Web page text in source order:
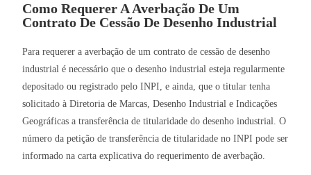
Como Requerer A Averbação De Um
Contrato De Cessão De Desenho Industrial
Para requerer a averbação de um contrato de cessão de desenho
industrial é necessário que o desenho industrial esteja regularmente
depositado ou registrado pelo INPI, e ainda, que o titular tenha
solicitado à Diretoria de Marcas, Desenho Industrial e Indicações
Geográficas a transferência de titularidade do desenho industrial. O
número da petição de transferência de titularidade no INPI pode ser
informado na carta explicativa do requerimento de averbação.